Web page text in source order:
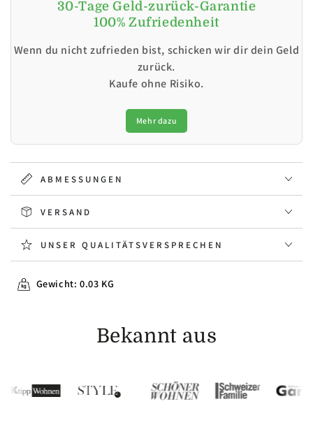
30-Tage Geld-zurück-Garantie
100% Zufriedenheit
Wenn du nicht zufrieden bist, schicken wir dir dein Geld
zurück.
Kaufe ohne Risiko.
Mehr dazu
ABMESSUNGEN
VERSAND
UNSER QUALITÄTSVERSPRECHEN
Gewicht: 0.03 KG
Bekannt aus